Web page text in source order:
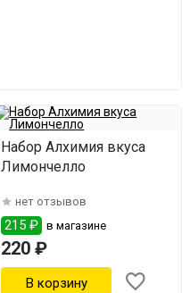
Набор Алхимия вкуса
Лимончелло
нет отзывов
215 ₽ в магазине
220 ₽